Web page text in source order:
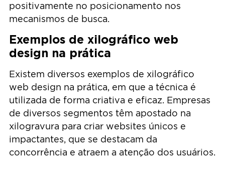
positivamente no posicionamento nos
mecanismos de busca.
Exemplos de xilográfico web
design na prática
Existem diversos exemplos de xilográfico
web design na prática, em que a técnica é
utilizada de forma criativa e eficaz. Empresas
de diversos segmentos têm apostado na
xilogravura para criar websites únicos e
impactantes, que se destacam da
concorrência e atraem a atenção dos usuários.